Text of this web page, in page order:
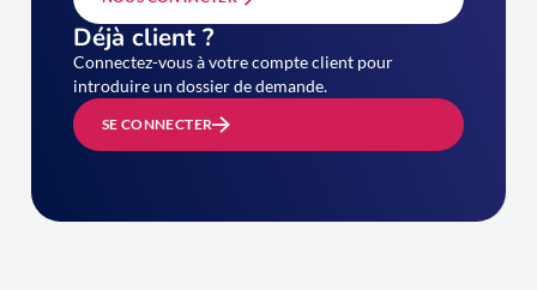
Déjà client ?
Connectez-vous à votre compte client pour
introduire un dossier de demande.
SE CONNECTER